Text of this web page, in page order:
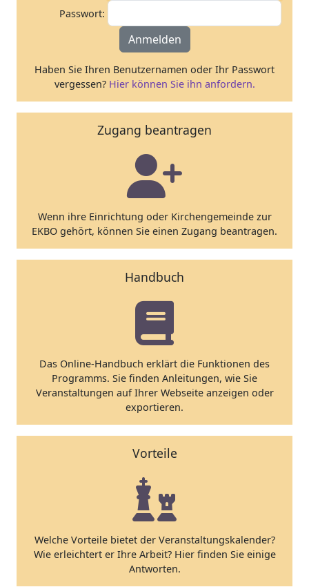
Passwort:
Anmelden
Haben Sie Ihren Benutzernamen oder Ihr Passwort
vergessen? Hier können Sie ihn anfordern.
Zugang beantragen
Wenn ihre Einrichtung oder Kirchengemeinde zur
EKBO gehört, können Sie einen Zugang beantragen.
Handbuch
Das Online-Handbuch erklärt die Funktionen des
Programms. Sie finden Anleitungen, wie Sie
Veranstaltungen auf Ihrer Webseite anzeigen oder
exportieren.
Vorteile
Welche Vorteile bietet der Veranstaltungskalender?
Wie erleichtert er Ihre Arbeit? Hier finden Sie einige
Antworten.